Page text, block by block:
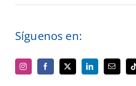
Síguenos en: